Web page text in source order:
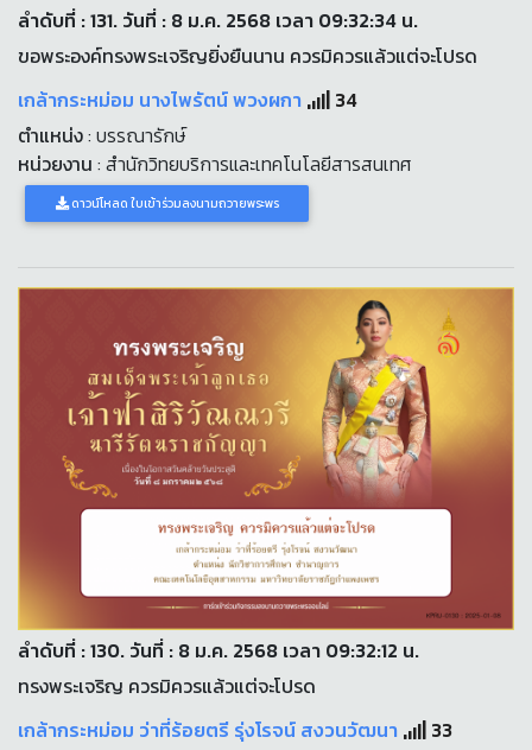
ลำดับที่ : 131. วันที่ : 8 ม.ค. 2568 เวลา 09:32:34 น.
ขอพระองค์ทรงพระเจริญยิ่งยืนนาน ควรมิควรแล้วแต่จะโปรด
เกล้ากระหม่อม นางไพรัตน์ พวงผกา
34
ตำแหน่ง: บรรณารักษ์
หน่วยงาน : สำนักวิทยบริการและเทคโนโลยีสารสนเทศ
ดาวน์โหลด ใบเข้าร่วมลงนามถวายพระพร
ลำดับที่ : 130. วันที่ : 8 ม.ค. 2568 เวลา 09:32:12 น.
ทรงพระเจริญ ควรมิควรแล้วแต่จะโปรด
เกล้ากระหม่อม ว่าที่ร้อยตรี รุ่งโรจน์ สงวนวัฒนา
33